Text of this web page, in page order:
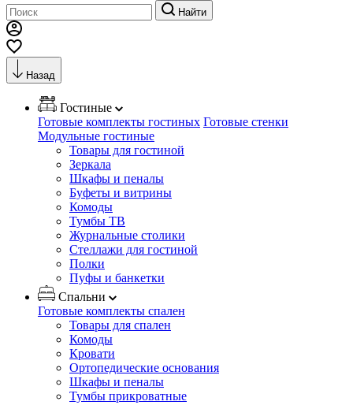
Найти
Назад
Гостиные
Готовые комплекты гостиных Готовые стенки
Модульные гостиные
Товары для гостиной
Зеркала
Шкафы и пеналы
Буфеты и витрины
Комоды
Тумбы ТВ
Журнальные столики
Стеллажи для гостиной
Полки
Пуфы и банкетки
Спальни
Готовые комплекты спален
Товары для спален
Комоды
Кровати
Ортопедические основания
Шкафы и пеналы
Тумбы прикроватные